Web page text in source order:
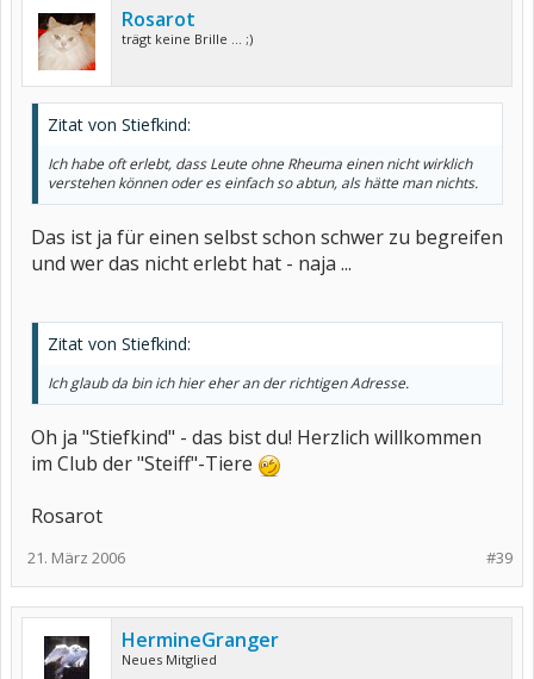
Rosarot
trägt keine Brille ... ;)
Zitat von Stiefkind:
Ich habe oft erlebt, dass Leute ohne Rheuma einen nicht wirklich
verstehen können oder es einfach so abtun, als hätte man nichts.
Das ist ja für einen selbst schon schwer zu begreifen
und wer das nicht erlebt hat - naja ...
Zitat von Stiefkind:
Ich glaub da bin ich hier eher an der richtigen Adresse.
Oh ja "Stiefkind" - das bist du! Herzlich willkommen
im Club der "Steiff"-Tiere
Rosarot
#39
21. März 2006
HermineGranger
Neues Mitglied